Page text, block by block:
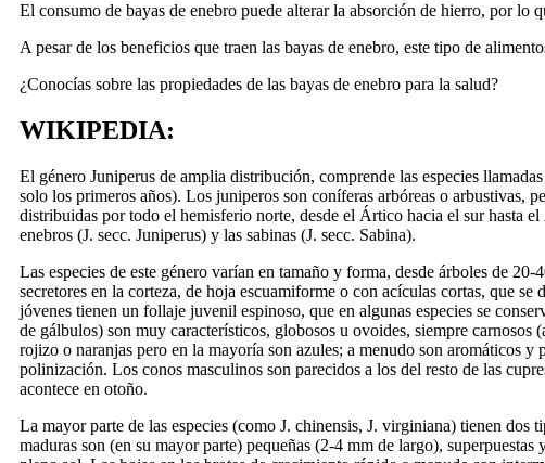
El consumo de bayas de enebro puede alterar la absorción de hierro, por lo
A pesar de los beneficios que traen las bayas de enebro, este tipo de
¿Conocías sobre las propiedades de las bayas de enebro para la salud?
WIKIPEDIA:
El género Juniperus de amplia distribución, comprende las especies
solo los primeros años). Los juniperos son coníferas arbóreas o arbustivas,
distribuidas por todo el hemisferio norte, desde el Ártico hacia el sur hasta
enebros (J. secc. Juniperus) y las sabinas (J. secc. Sabina).
Las especies de este género varían en tamaño y forma, desde árboles de
secretores en la corteza, de hoja escuamiforme o con acículas cortas, que
jóvenes tienen un follaje juvenil espinoso, que en algunas especies se
de gálbulos) son muy característicos, globosos u ovoides, siempre carnosos
rojizo o naranjas pero en la mayoría son azules; a menudo son aromáticos y
polinización. Los conos masculinos son parecidos a los del resto de las
acontece en otoño.
La mayor parte de las especies (como J. chinensis, J. virginiana) tienen dos
maduras son (en su mayor parte) pequeñas (2-4 mm de largo),